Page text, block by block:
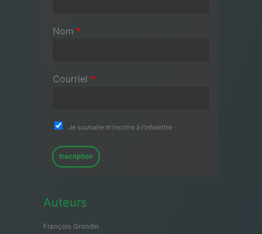
Nom *
Courriel *
Je souhaite m'inscrire à l'infolettre
Inscription
Auteurs
François Grondin